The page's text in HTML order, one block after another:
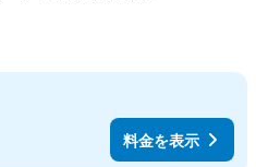
料金を表示